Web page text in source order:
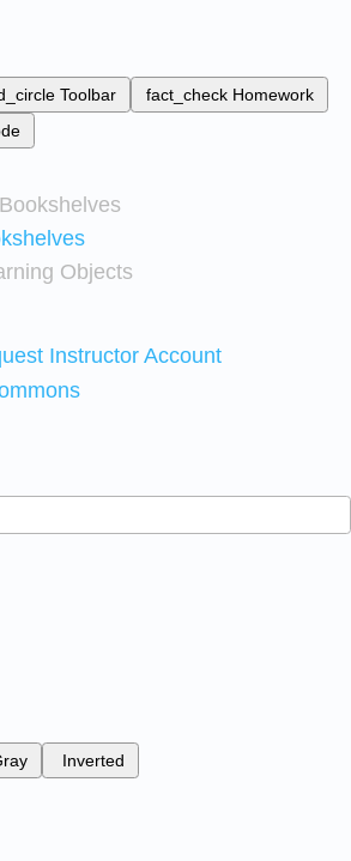
Toolbar fact_check Homework
Objects
Instructor Account
Inverted